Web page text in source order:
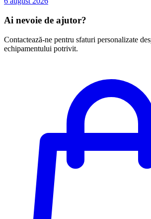
Ai nevoie de ajutor?
Contactează-ne pentru sfaturi personalizate
echipamentului potrivit.